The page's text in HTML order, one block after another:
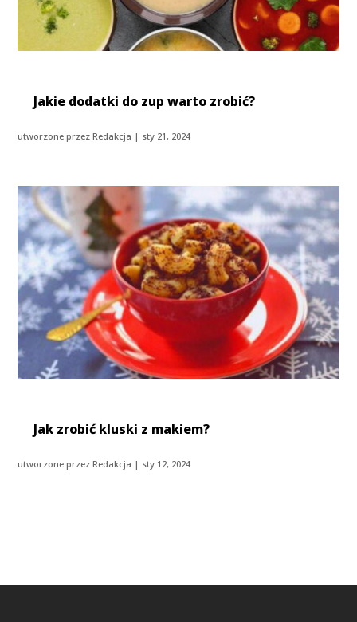
Jakie dodatki do zup warto zrobić?
utworzone przezRedakcja | sty 21, 2024
Jak zrobić kluski z makiem?
utworzone przezRedakcja | sty 12, 2024